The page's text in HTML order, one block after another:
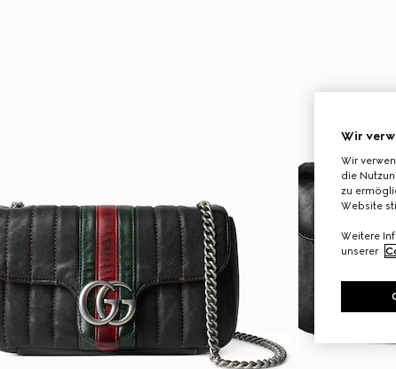
Wir
Wir
die
zu
Website
Weitere
unserer